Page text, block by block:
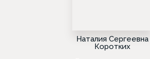
Наталия Сергеевна
Коротких